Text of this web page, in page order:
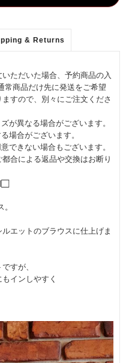
& Returns
ただいた場合、予約商品の入
常商品だけ先に発送をご希望
すので、別々にご注文くださ
が異なる場合がございます。
場合がございます。
できない場合もございます。
合による返品や交換はお断り
エットのブラウスに仕上げま
すが、
インしやすく